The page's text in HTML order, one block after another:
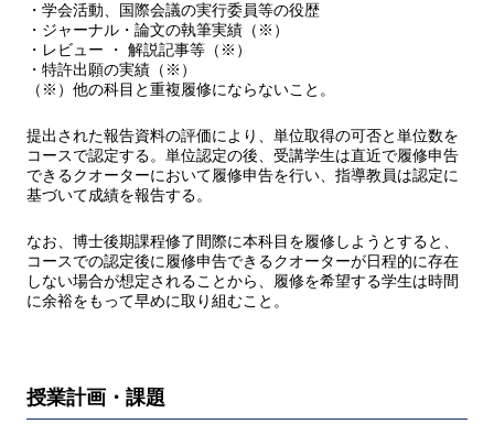
・学会活動、国際会議の実行委員等の役歴
・ジャーナル・論文の執筆実績（※）
・レビュー ・ 解説記事等（※）
・特許出願の実績（※）
（※）他の科目と重複履修にならないこと。
提出された報告資料の評価により、単位取得の可否と単位数を
コースで認定する。単位認定の後、受講学生は直近で履修申告
できるクオーターにおいて履修申告を行い、指導教員は認定に
基づいて成績を報告する。
なお、博士後期課程修了間際に本科目を履修しようとすると、
コースでの認定後に履修申告できるクオーターが日程的に存在
しない場合が想定されることから、履修を希望する学生は時間
に余裕をもって早めに取り組むこと。
授業計画・課題